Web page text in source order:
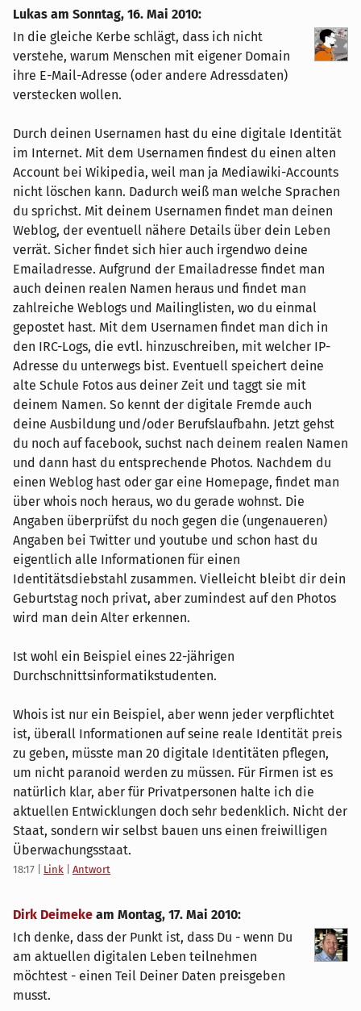
Lukas am Sonntag, 16. Mai 2010:
In die gleiche Kerbe schlägt, dass ich nicht
verstehe, warum Menschen mit eigener Domain
ihre E-Mail-Adresse (oder andere Adressdaten)
verstecken wollen.
Durch deinen Usernamen hast du eine digitale Identität
im Internet. Mit dem Usernamen findest du einen alten
Account bei Wikipedia, weil man ja Mediawiki-Accounts
nicht löschen kann. Dadurch weiß man welche Sprachen
du sprichst. Mit deinem Usernamen findet man deinen
Weblog, der eventuell nähere Details über dein Leben
verrät. Sicher findet sich hier auch irgendwo deine
Emailadresse. Aufgrund der Emailadresse findet man
auch deinen realen Namen heraus und findet man
zahlreiche Weblogs und Mailinglisten, wo du einmal
gepostet hast. Mit dem Usernamen findet man dich in
den IRC-Logs, die evtl. hinzuschreiben, mit welcher IP-
Adresse du unterwegs bist. Eventuell speichert deine
alte Schule Fotos aus deiner Zeit und taggt sie mit
deinem Namen. So kennt der digitale Fremde auch
deine Ausbildung und/oder Berufslaufbahn. Jetzt gehst
du noch auf facebook, suchst nach deinem realen Namen
und dann hast du entsprechende Photos. Nachdem du
einen Weblog hast oder gar eine Homepage, findet man
über whois noch heraus, wo du gerade wohnst. Die
Angaben überprüfst du noch gegen die (ungenaueren)
Angaben bei Twitter und youtube und schon hast du
eigentlich alle Informationen für einen
Identitätsdiebstahl zusammen. Vielleicht bleibt dir dein
Geburtstag noch privat, aber zumindest auf den Photos
wird man dein Alter erkennen.
Ist wohl ein Beispiel eines 22-jährigen
Durchschnittsinformatikstudenten.
Whois ist nur ein Beispiel, aber wenn jeder verpflichtet
ist, überall Informationen auf seine reale Identität preis
zu geben, müsste man 20 digitale Identitäten pflegen,
um nicht paranoid werden zu müssen. Für Firmen ist es
natürlich klar, aber für Privatpersonen halte ich die
aktuellen Entwicklungen doch sehr bedenklich. Nicht der
Staat, sondern wir selbst bauen uns einen freiwilligen
Überwachungsstaat.
18:17 Link Antwort
Dirk Deimeke am Montag, 17. Mai 2010:
Ich denke, dass der Punkt ist, dass Du - wenn Du
am aktuellen digitalen Leben teilnehmen
möchtest - einen Teil Deiner Daten preisgeben
musst.